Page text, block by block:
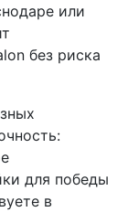
или
без риска
для победы
в